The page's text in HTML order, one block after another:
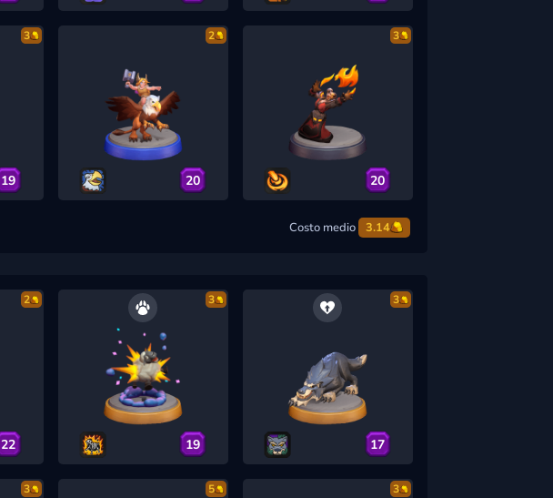
3
19
2
20
3
20
Costo medio 3.14
2
22
3
19
3
17
3 5 3